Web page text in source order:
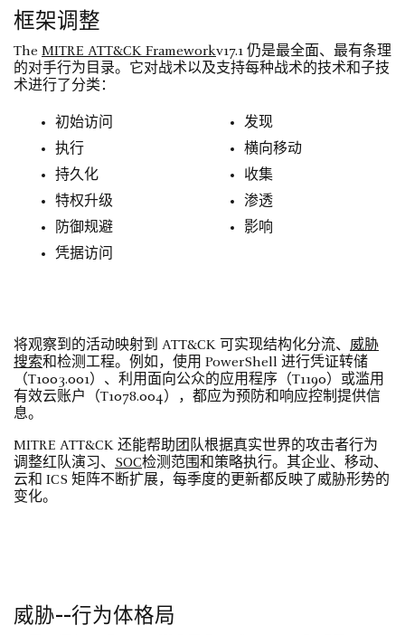
框架调整
The MITRE ATT&CK Frameworkv17.1 仍是最全面、最有条理
的对手行为目录。它对战术以及支持每种战术的技术和子技
术进行了分类：
初始访问
执行
持久化
特权升级
防御规避
凭据访问
发现
横向移动
收集
渗透
影响
将观察到的活动映射到 ATT&CK 可实现结构化分流、 威胁
搜索和检测工程。例如，使用 PowerShell 进行凭证转储
（T1003.001）、利用面向公众的应用程序（T1190）或滥用
有效云账户（T1078.004），都应为预防和响应控制提供信
息。
MITRE ATT&CK 还能帮助团队根据真实世界的攻击者行为
调整红队演习、 SOC检测范围和策略执行。其企业、移动、
云和 ICS 矩阵不断扩展，每季度的更新都反映了威胁形势的
变化。
威胁--行为体格局